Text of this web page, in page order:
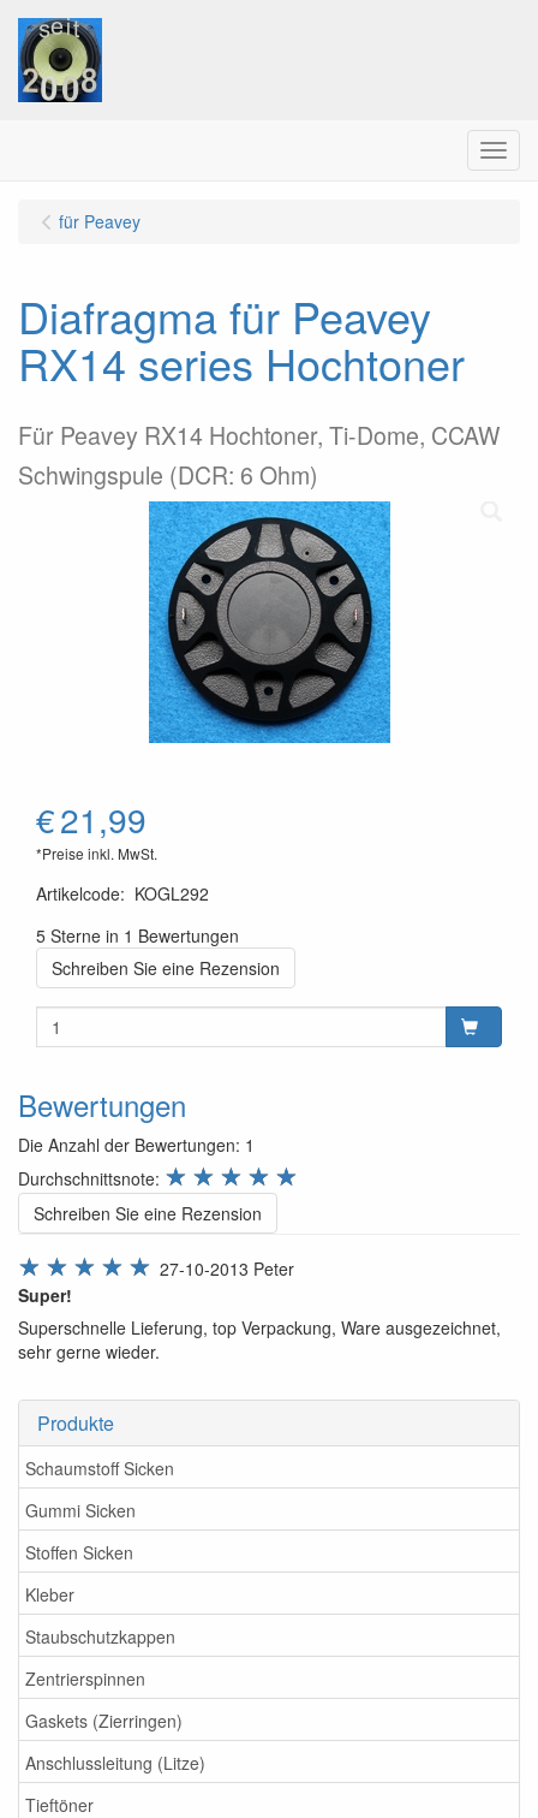
Menu
Produkte
Schaumstoff Sicken
Gummi Sicken
Stoffen Sicken
Kleber
Staubschutzkappen
Zentrierspinnen
Gaskets (Zierringen)
Anschlussleitung (Litze)
Tieftöner
für Peavey
Diafragma für Peavey
RX14 series Hochtoner
Für Peavey RX14 Hochtoner, Ti-Dome, CCAW
Schwingspule (DCR: 6 Ohm)
€21,99
*Preise inkl. MwSt.
Artikelcode: KOGL292
5 Sterne in 1 Bewertungen
Schreiben Sie eine Rezension
Bewertungen
Die Anzahl der Bewertungen: 1
Durchschnittsnote: review.stars ☆
☆
☆
☆
☆
Schreiben Sie eine Rezension
☆
☆
☆
☆
☆ 27-10-2013 Peter
Super!
Superschnelle Lieferung, top Verpackung, Ware ausgezeichnet,
sehr gerne wieder.